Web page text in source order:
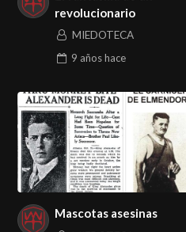
revolucionario
MIEDOTECA
9 añoshace
Mascotas asesinas